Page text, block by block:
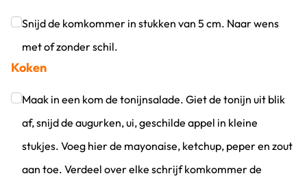
Snijd de komkommer in stukken van 5 cm. Naar wens
met of zonder schil.
Klik om dit selectievakje aan te vinken
Koken
Maak in een kom de tonijnsalade. Giet de tonijn uit blik
af, snijd de augurken, ui, geschilde appel in kleine
stukjes. Voeg hier de mayonaise, ketchup, peper en zout
aan toe. Verdeel over elke schrijf komkommer de